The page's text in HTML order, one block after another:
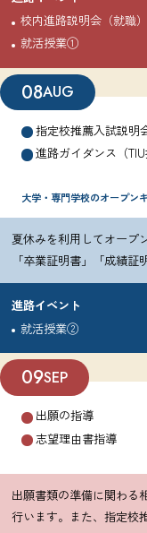
校内進路説明会（就職）
就活授業①
08AUG
指定校推薦入試説明
進路ガイダンス（TIU
大学・専門学校のオープン
夏休みを利用してオープ
「卒業証明書」「成績証
進路イベント
就活授業②
09SEP
出願の指導
志望理由書指導
出願書類の準備に関わる
行います。また、指定校